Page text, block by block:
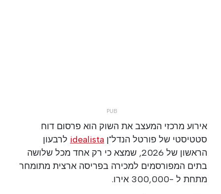
אירוע מרכזי המעצב את השוק הוא פרסום דוח
סטטיסטי של פורטל הנדל"ן idealista לרבעון
הראשון של 2026, שמצא כי רק אחד מכל שלושה
בתים המפורסמים למכירה בפריסה ארצית מתומחר
מתחת ל -300,000 אירו.